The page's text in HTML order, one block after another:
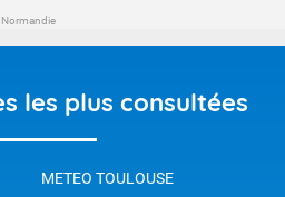
Normandie
les plus consultées
METEO TOULOUSE